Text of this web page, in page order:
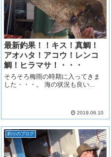
最新釣果！！キス！真鯛！
アオハタ！アコウ！レンコ
鯛！ヒラマサ！・・・
そろそろ梅雨の時期に入ってきま
した・・・。 海の状況も良い...
2019.06.10
釣りのブログ